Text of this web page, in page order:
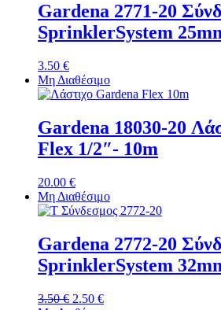
Gardena 2771-20
SprinklerSystem
3.50 €
Μη Διαθέσιμο
Gardena 18030-20
Flex 1/2″- 10m
20.00 €
Μη Διαθέσιμο
Gardena 2772-20
SprinklerSystem
3.50€ 2.50 €